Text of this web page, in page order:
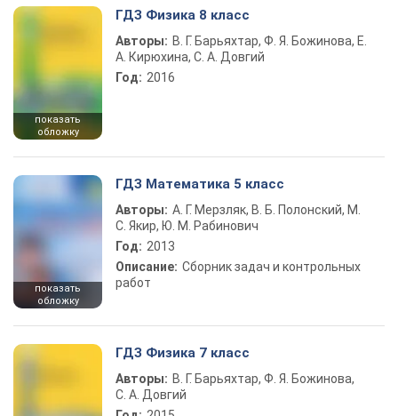
показать
обложку
ГДЗ Физика 8 класс
Авторы: В. Г. Барьяхтар, Ф. Я. Божинова, Е.
А. Кирюхина, С. А. Довгий
Год: 2016
показать
обложку
ГДЗ Математика 5 класс
Авторы: А. Г. Мерзляк, В. Б. Полонский, М.
С. Якир, Ю. М. Рабинович
Год: 2013
Описание: Сборник задач и контрольных
работ
ГДЗ Физика 7 класс
Авторы: В. Г. Барьяхтар, Ф. Я. Божинова,
С. А. Довгий